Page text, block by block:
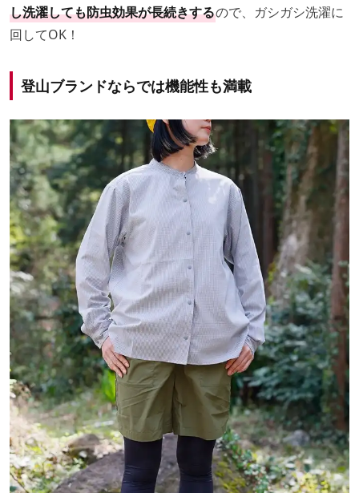
し洗濯しても防虫効果が長続きするので、ガシガシ洗濯に
回してOK！
登山ブランドならでは機能性も満載